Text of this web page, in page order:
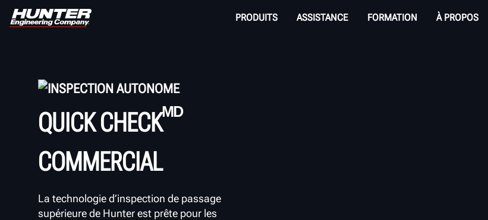
PRODUITS ASSISTANCE FORMATION À PROPOS
INSPECTION AUTONOME
QUICK CHECKᴹᴰ
COMMERCIAL
La technologie d’inspection de passage
supérieure de Hunter est prête pour les